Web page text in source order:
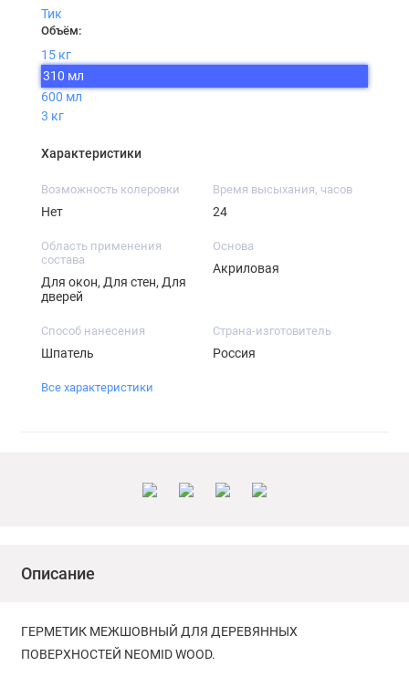
Тик
Объём:
15 кг
310 мл
600 мл
3 кг
Характеристики
Возможность колеровки
Нет
Время высыхания, часов
24
Область применения
состава
Для окон, Для стен, Для
дверей
Основа
Акриловая
Способ нанесения
Шпатель
Страна-изготовитель
Россия
Все характеристики
Описание
ГЕРМЕТИК МЕЖШОВНЫЙ ДЛЯ ДЕРЕВЯННЫХ
ПОВЕРХНОСТЕЙ NEOMID WOOD.